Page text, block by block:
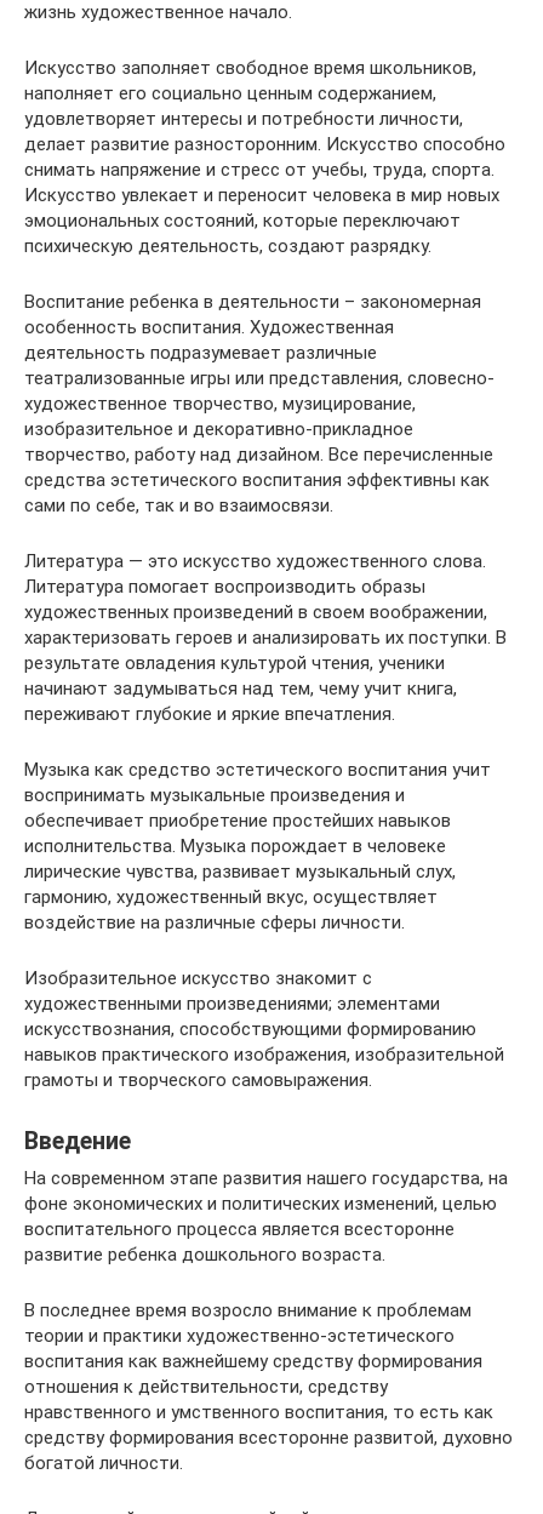
жизнь художественное начало.
Искусство заполняет свободное время школьников,
наполняет его социально ценным содержанием,
удовлетворяет интересы и потребности личности,
делает развитие разносторонним. Искусство способно
снимать напряжение и стресс от учебы, труда, спорта.
Искусство увлекает и переносит человека в мир новых
эмоциональных состояний, которые переключают
психическую деятельность, создают разрядку.
Воспитание ребенка в деятельности – закономерная
особенность воспитания. Художественная
деятельность подразумевает различные
театрализованные игры или представления, словесно-
художественное творчество, музицирование,
изобразительное и декоративно-прикладное
творчество, работу над дизайном. Все перечисленные
средства эстетического воспитания эффективны как
сами по себе, так и во взаимосвязи.
Литература — это искусство художественного слова.
Литература помогает воспроизводить образы
художественных произведений в своем воображении,
характеризовать героев и анализировать их поступки. В
результате овладения культурой чтения, ученики
начинают задумываться над тем, чему учит книга,
переживают глубокие и яркие впечатления.
Музыка как средство эстетического воспитания учит
воспринимать музыкальные произведения и
обеспечивает приобретение простейших навыков
исполнительства. Музыка порождает в человеке
лирические чувства, развивает музыкальный слух,
гармонию, художественный вкус, осуществляет
воздействие на различные сферы личности.
Изобразительное искусство знакомит с
художественными произведениями; элементами
искусствознания, способствующими формированию
навыков практического изображения, изобразительной
грамоты и творческого самовыражения.
Введение
На современном этапе развития нашего государства, на
фоне экономических и политических изменений, целью
воспитательного процесса является всесторонне
развитие ребенка дошкольного возраста.
В последнее время возросло внимание к проблемам
теории и практики художественно-эстетического
воспитания как важнейшему средству формирования
отношения к действительности, средству
нравственного и умственного воспитания, то есть как
средству формирования всесторонне развитой, духовно
богатой личности.